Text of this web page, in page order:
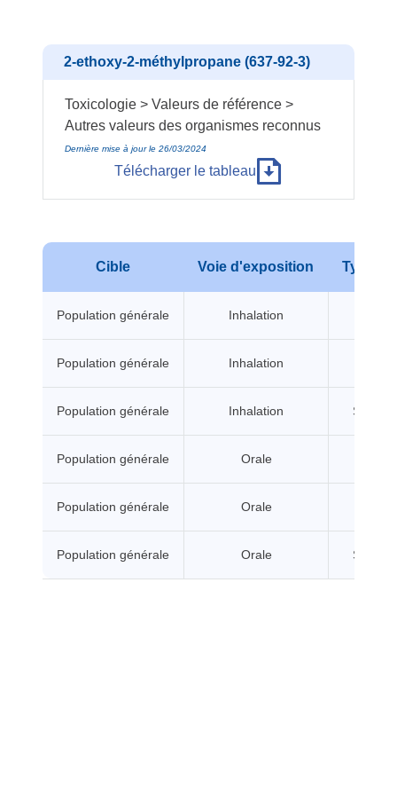
2-ethoxy-2-méthylpropane (637-92-3)
Toxicologie > Valeurs de référence >
Autres valeurs des organismes reconnus
Dernière mise à jour le 26/03/2024
Télécharger le tableau
Cible Voie d'exposition Type
Population générale Inhalation
Population générale Inhalation
Population générale Inhalation Sans
Population générale Orale
Population générale Orale
Population générale Orale Sans